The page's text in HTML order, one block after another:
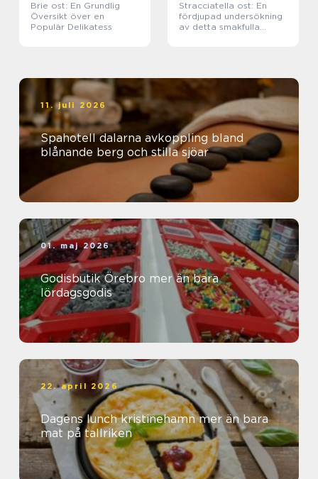
Brie ost: En Grundlig
Översikt över en
Populär Delikatess
Stracciatella ost: En
fördjupad undersökning
av detta smakfulla
11. juli 2026
Spahotell dalarna avkoppling bland
blånande berg och stilla sjöar
01. maj 2026
Godisbutik Örebro mer än bara
lördagsgodis
22. april 2026
Dagens lunch kristinehamn mer än bara
mat på tallriken